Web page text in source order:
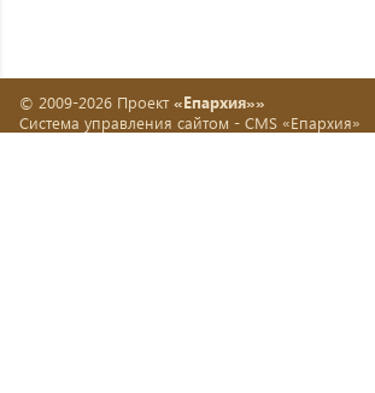
© 2009-2026 Проект «Епархия»»
Система управления сайтом - CMS «Епархия»